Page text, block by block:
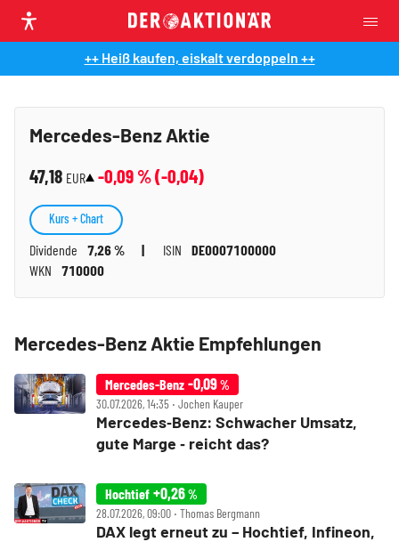
++ Heiß kaufen, eiskalt verdoppeln ++
Mercedes-Benz Aktie
47,18 EUR -0,09 % (-0,04)
Dividende 7,26 % ISIN
DE0007100000
WKN
710000
Kurs + Chart
Mercedes-Benz Aktie Empfehlungen
Mercedes-Benz -0,09%
30.07.2026, 14:35 ‧ Jochen Kauper
Mercedes‑Benz: Schwacher Umsatz,
gute Marge ‑ reicht das?
Hochtief +0,26%
28.07.2026, 09:00 ‧ Thomas Bergmann
DAX legt erneut zu – Hochtief, Infineon,